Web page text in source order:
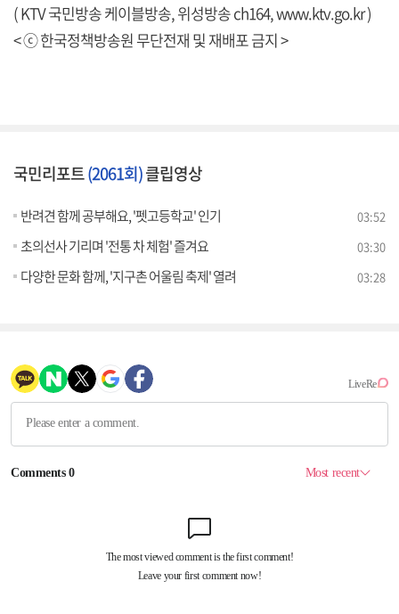
( KTV 국민방송 케이블방송, 위성방송 ch164,www.ktv.go.kr)
< ⓒ 한국정책방송원 무단전재 및 재배포 금지 >
국민리포트(2061회)클립영상
반려견 함께 공부해요, '펫고등학교' 인기 03:52
초의선사 기리며 '전통 차 체험' 즐겨요 03:30
다양한 문화 함께, '지구촌 어울림 축제' 열려 03:28